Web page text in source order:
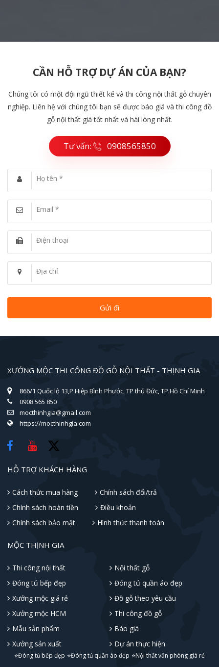
CẦN HỖ TRỢ DỰ ÁN CỦA BẠN?
Chúng tôi có một đội ngũ thiết kế và thi công nội thất gỗ chuyên
nghiệp. Liên hệ với chúng tôi bạn sẽ được báo giá và thi công đồ
gỗ nội thất giá tốt nhất và hài lòng nhất.
Tư vấn: 0908565850
Họ tên *
Email *
Điện thoại
Địa chỉ
XƯỞNG MỘC THI CÔNG ĐỒ GỖ NỘI THẤT - THỊNH GIA
866/1 Quốc lộ 13,P.Hiệp Bình Phước, TP thủ Đức, TP.Hồ Chí Minh
0908 565 850
mocthinhgia@gmail.com
https://mocthinhgia.com
HỖ TRỢ KHÁCH HÀNG
Cách thức mua hàng
Chính sách đổi/trả
Chính sách hoàn tiền
Điều khoản
Chính sách bảo mật
Hình thức thanh toán
MỘC THỊNH GIA
Thi công nội thất
Nội thất gỗ
Đóng tủ bếp đẹp
Đóng tủ quần áo đẹp
Xưởng mộc giá rẻ
Đồ gỗ theo yêu cầu
Xưởng mộc HCM
Thi công đồ gỗ
Mẫu sản phẩm
Báo giá
Xưởng sản xuất
Dự án thực hiện
⭐Đóng tủ bếp đẹp ⭐Đóng tủ quần áo đẹp ⭐Nội thất văn phòng giá rẻ